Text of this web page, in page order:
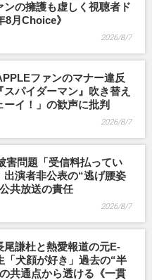
ンの擁護も虚しく視聴者ド
8月Choice》
2026/8/7
ファンのマナー違反
パイダーマン』吹き替え
ーイ！」の歓声に批判
2026/8/7
害問題「受信料払ってい
演者非公表の“逃げ腰姿
共放送の責任
2026/8/7
尾謙杜と熱愛報道の元E-
犬顔が好き」過去の“半
共通点から透ける《一貫